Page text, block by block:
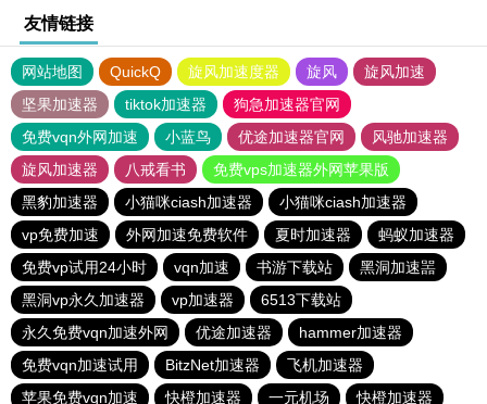
友情链接
网站地图 QuickQ 旋风加速度器 旋风
旋风加速
坚果加速器
tiktok加速器
狗急加速器官网
免费vqn外网加速
小蓝鸟 优途加速器官网
风驰加速器
旋风加速器
八戒看书
免费vps加速器外网苹果版
黑豹加速器
小猫咪ciash加速器
小猫咪ciash加速器
vp免费加速
外网加速免费软件 夏时加速器
蚂蚁加速器
免费vp试用24小时
vqn加速 书游下载站
黑洞加速噐
黑洞vp永久加速器
vp加速器
6513下载站
永久免费vqn加速外网
优途加速器
hammer加速器
免费vqn加速试用
BitzNet加速器
飞机加速器
苹果免费vqn加速
快橙加速器 一元机场 快橙加速器